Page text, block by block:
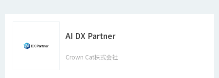
AI DX Partner
Crown Cat株式会社